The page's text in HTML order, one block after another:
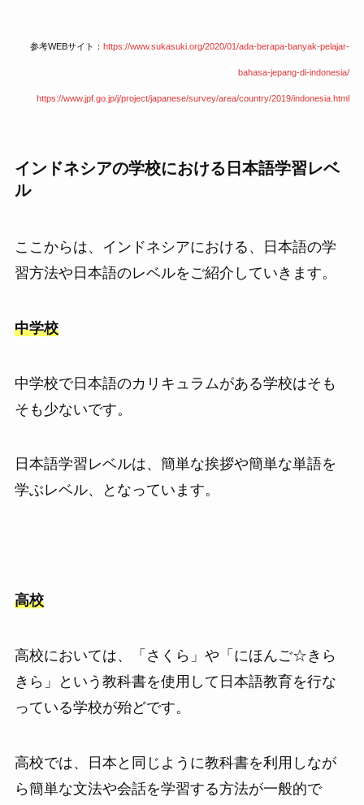
参考WEBサイト： https://www.sukasuki.org/2020/01/ada-berapa-banyak-pelajar-
bahasa-jepang-di-indonesia/
https://www.jpf.go.jp/j/project/japanese/survey/area/country/2019/indonesia.html
インドネシアの学校における日本語学習レベ
ル
ここからは、インドネシアにおける、日本語の学
習方法や日本語のレベルをご紹介していきます。
中学校
中学校で日本語のカリキュラムがある学校はそも
そも少ないです。
日本語学習レベルは、簡単な挨拶や簡単な単語を
学ぶレベル、となっています。
高校
高校においては、「さくら」や「にほんご☆きら
きら」という教科書を使用して日本語教育を行な
っている学校が殆どです。
高校では、日本と同じように教科書を利用しなが
ら簡単な文法や会話を学習する方法が一般的で